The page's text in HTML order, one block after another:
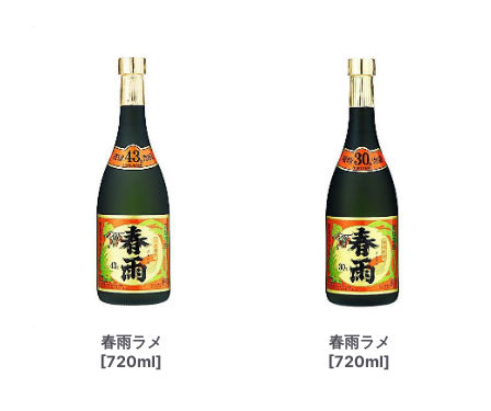
春雨ラメ
[720ml]
春雨ラメ
[720ml]